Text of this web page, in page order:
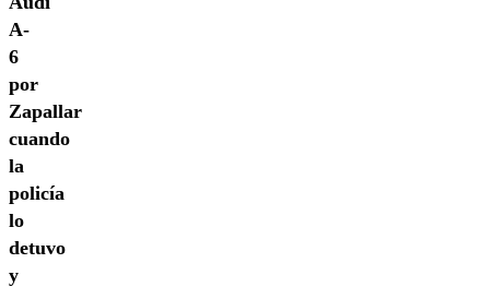
A-
6
por
Zapallar
cuando
la
policía
lo
detuvo
y